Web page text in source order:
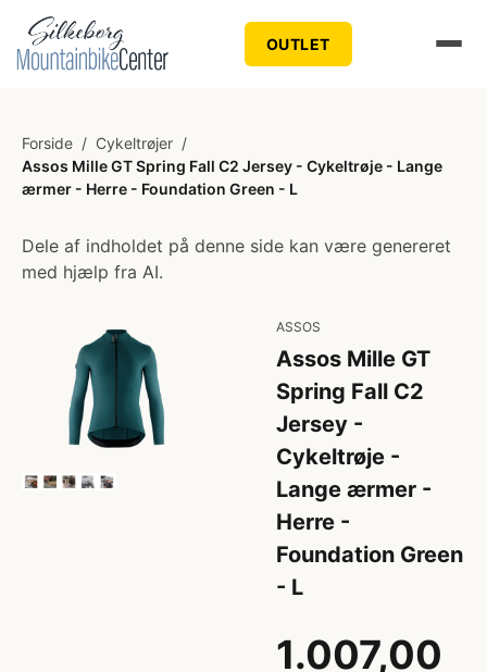
OUTLET
Forside / Cykeltrøjer /
Assos Mille GT Spring Fall C2 Jersey - Cykeltrøje - Lange
ærmer - Herre - Foundation Green - L
Dele af indholdet på denne side kan være genereret
med hjælp fra AI.
ASSOS
Assos Mille GT
Spring Fall C2
Jersey -
Cykeltrøje -
Lange ærmer -
Herre -
Foundation Green
- L
1.007,00